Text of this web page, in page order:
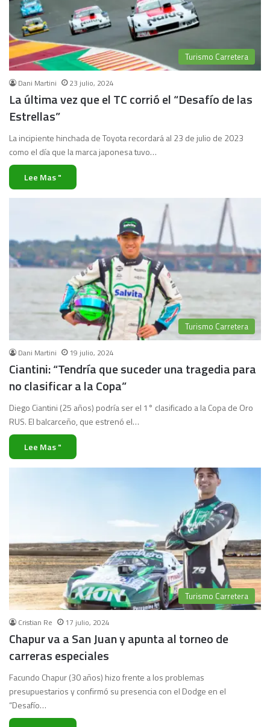
Turismo Carretera
Dani Martini 23 julio, 2024
La última vez que el TC corrió el “Desafío de las
Estrellas”
La incipiente hinchada de Toyota recordará al 23 de julio de 2023
como el día que la marca japonesa tuvo…
Lee Mas "
Turismo Carretera
Dani Martini 19 julio, 2024
Ciantini: “Tendría que suceder una tragedia para
no clasificar a la Copa”
Diego Ciantini (25 años) podría ser el 1° clasificado a la Copa de Oro
RUS. El balcarceño, que estrenó el…
Lee Mas "
Turismo Carretera
Cristian Re 17 julio, 2024
Chapur va a San Juan y apunta al torneo de
carreras especiales
Facundo Chapur (30 años) hizo frente a los problemas
presupuestarios y confirmó su presencia con el Dodge en el
“Desafío…